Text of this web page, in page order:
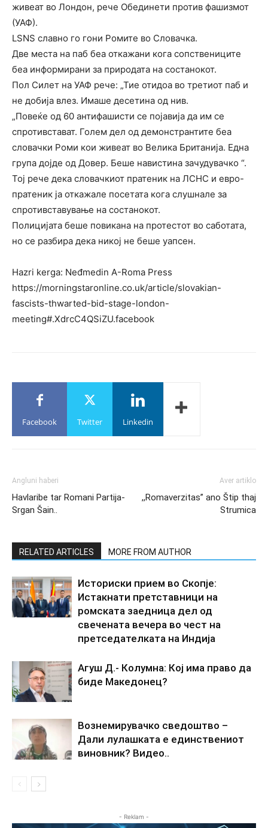
живеат во Лондон, рече Обединети против фашизмот
(УАФ).
LSNS славно го гони Ромите во Словачка.
Две места на паб беа откажани кога сопствениците
беа информирани за природата на состанокот.
Пол Силет на УАФ рече: „Тие отидоа во третиот паб и
не добија влез. Имаше десетина од нив.
„Повеќе од 60 антифашисти се појавија да им се
спротивстават. Голем дел од демонстрантите беа
словачки Роми кои живеат во Велика Британија. Една
група дојде од Довер. Беше навистина зачудувачко “.
Тој рече дека словачкиот пратеник на ЛСНС и евро-
пратеник ја откажале посетата кога слушнале за
спротивставување на состанокот.
Полицијата беше повикана на протестот во саботата,
но се разбира дека никој не беше уапсен.
Hazri kerga: Neđmedin A-Roma Press
https://morningstaronline.co.uk/article/slovakian-
fascists-thwarted-bid-stage-london-
meeting#.XdrcC4QSiZU.facebook
Facebook Twitter Linkedin
Angluni haberi
Havlaribe tar Romani Partija-
Srgan Šain..
Aver artiklo
,,Romaverzitas” ano Štip thaj
Strumica
RELATED ARTICLES MORE FROM AUTHOR
Историски прием во Скопје:
Истакнати претставници на
ромската заедница дел од
свечената вечера во чест на
претседателката на Индија
Агуш Д.- Колумна: Кој има право да
биде Македонец?
Вознемирувачко сведоштво –
Дали лулашката е единствениот
виновник? Видео..
- Reklam -